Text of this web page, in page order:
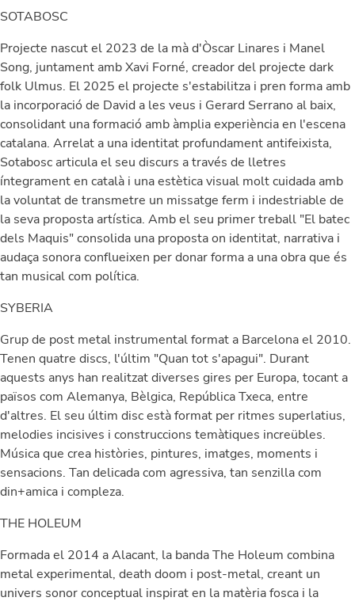
SOTABOSC
Projecte nascut el 2023 de la mà d'Òscar Linares i Manel
Song, juntament amb Xavi Forné, creador del projecte dark
folk Ulmus. El 2025 el projecte s'estabilitza i pren forma amb
la incorporació de David a les veus i Gerard Serrano al baix,
consolidant una formació amb àmplia experiència en l'escena
catalana. Arrelat a una identitat profundament antifeixista,
Sotabosc articula el seu discurs a través de lletres
íntegrament en català i una estètica visual molt cuidada amb
la voluntat de transmetre un missatge ferm i indestriable de
la seva proposta artística. Amb el seu primer treball "El batec
dels Maquis" consolida una proposta on identitat, narrativa i
audaça sonora conflueixen per donar forma a una obra que és
tan musical com política.
SYBERIA
Grup de post metal instrumental format a Barcelona el 2010.
Tenen quatre discs, l'últim "Quan tot s'apagui". Durant
aquests anys han realitzat diverses gires per Europa, tocant a
països com Alemanya, Bèlgica, República Txeca, entre
d'altres. El seu últim disc està format per ritmes superlatius,
melodies incisives i construccions temàtiques increübles.
Música que crea històries, pintures, imatges, moments i
sensacions. Tan delicada com agressiva, tan senzilla com
din+amica i compleza.
THE HOLEUM
Formada el 2014 a Alacant, la banda The Holeum combina
metal experimental, death doom i post-metal, creant un
univers sonor conceptual inspirat en la matèria fosca i la